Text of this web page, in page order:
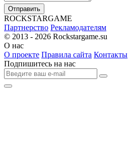
Отправить
ROCKSTARGAME
Партнерство Рекламодателям
© 2013 - 2026 Rockstargame.su
О нас
О проекте Правила сайта Контакты
Подпишитесь на нас